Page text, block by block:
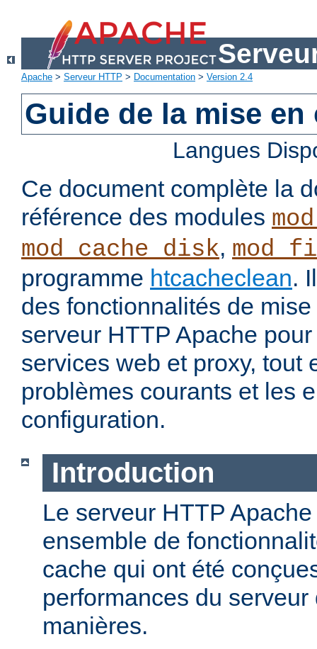
Apache > Serveur HTTP > Documentation > Version 2.4
Guide de la mise en
Langues
Ce document complète la
référence des modules
mod_cache_disk,
programme htcacheclean.
des fonctionnalités de
serveur HTTP Apache
services web et proxy, tout
problèmes courants et les
configuration.
Introduction
Le serveur HTTP
ensemble de
cache qui ont été
performances du serveur
manières.